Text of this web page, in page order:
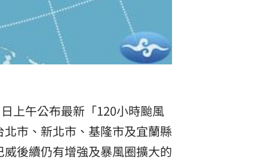
上午公布最新「120小時颱風
市、新北市、基隆市及宜蘭縣
後續仍有增強及暴風圈擴大的